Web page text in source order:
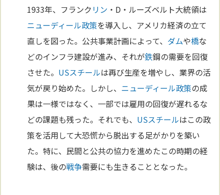
1933年、フランク リン ・D・ルーズベルト大統領は
ニューディール政策を導入し、アメリカ経済の立て
直しを図った。公共事業計画によって、 ダムや橋な
どのインフラ建設が進み、それが鉄鋼の需要を回復
させた。 USスチールは再び生産を増やし、業界の活
気が戻り始めた。しかし、 ニューディール政策の成
果は一様ではなく、一部では雇用の回復が遅れるな
どの課題も残った。それでも、 USスチールはこの政
策を活用して大恐慌から脱出する足がかりを築い
た。特に、民間と公共の協力を進めたこの時期の経
験は、後の戦争需要にも生きることとなった。